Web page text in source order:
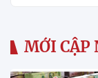
MỚI CẬP